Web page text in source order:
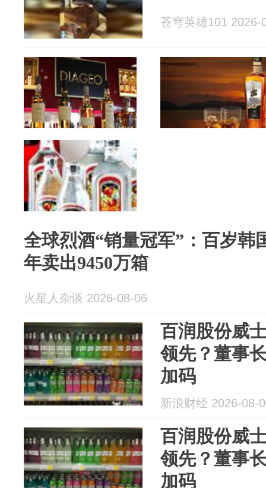
苍穹英雄101 2026-
全球烈酒“销量冠军”：百岁韩
年卖出9450万箱
火星人杂谈 2026-08-06
百润股份威
领先？董事
加码
新浪财经 2026-08-
百润股份威
领先？董事
加码